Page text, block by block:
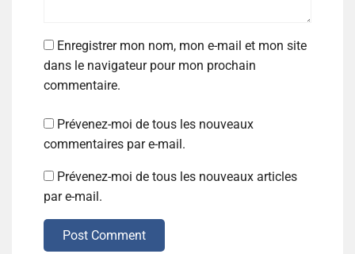
Enregistrer mon nom, mon e-mail et mon site
dans le navigateur pour mon prochain
commentaire.
Prévenez-moi de tous les nouveaux
commentaires par e-mail.
Prévenez-moi de tous les nouveaux articles
par e-mail.
Post Comment